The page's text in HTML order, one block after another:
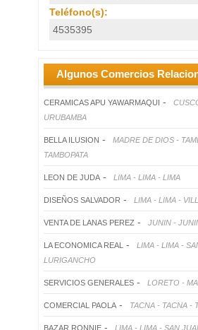
Teléfono(s):
4535395
Algunos Comercios
CERAMICAS APU YAWARMAQUI -
URUBAMBA
BELLA ILUSION -
MADRE DE DIOS -
TAMBOPATA
LEON DE JUDA - LIMA - LIMA - LIMA
DISEÑOS SALVADOR - LIMA - LIMA -
VENTA DE LANAS PEREZ - JUNIN -
LA ECONOMICA REAL -
LIMA - LIMA -
LURIGANCHO
SERVICIOS GENERALES - LORETO -
COMERCIAL PAOLA - TACNA - TACNA -
BAZAR RONNIE - LIMA - LIMA - SAN